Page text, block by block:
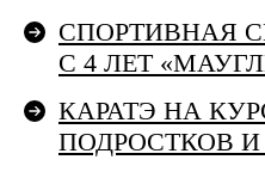
СПОРТИВНАЯ
С 4 ЛЕТ
КАРАТЭ НА
ПОДРОСТКОВ